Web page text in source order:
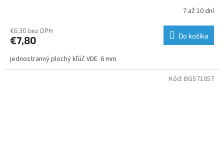
7 až 10 dní
€6,30 bez DPH
€7,80 Do košíka
jednostranný plochý kľúč VDE 6 mm
Kód: BGS71057